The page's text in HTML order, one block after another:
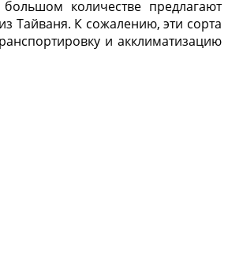
ко­личестве предлагают
Тайваня. К сожалению, эти сорта
и акклиматизацию